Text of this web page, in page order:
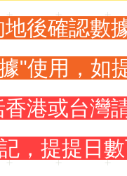
地後確認數
"使用，如
港或台灣
，提提日